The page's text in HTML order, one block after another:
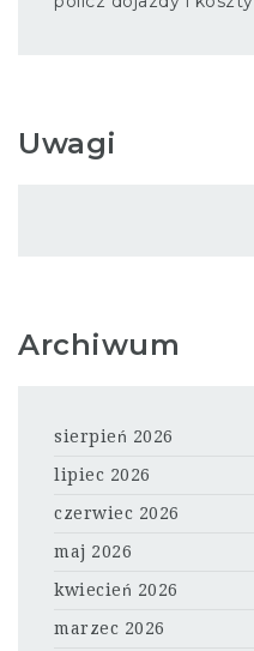
Uwagi
Archiwum
sierpień 2026
lipiec 2026
czerwiec 2026
maj 2026
kwiecień 2026
marzec 2026